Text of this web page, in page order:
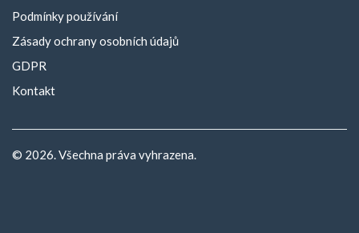
Podmínky používání
Zásady ochrany osobních údajů
GDPR
Kontakt
© 2026. Všechna práva vyhrazena.